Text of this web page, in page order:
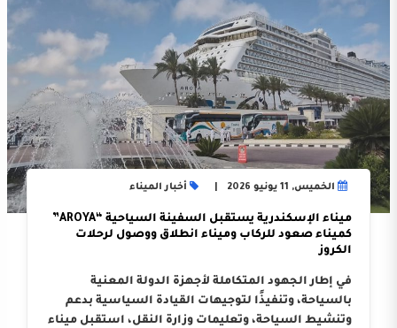
الخميس, 11 يونيو 2026 أخبار الميناء
ميناء الإسكندرية يستقبل السفينة السياحية “AROYA”
كميناء صعود للركاب وميناء انطلاق ووصول لرحلات
الكروز
في إطار الجهود المتكاملة لأجهزة الدولة المعنية
بالسياحة، وتنفيذًا لتوجيهات القيادة السياسية بدعم
وتنشيط السياحة، وتعليمات وزارة النقل، استقبل ميناء